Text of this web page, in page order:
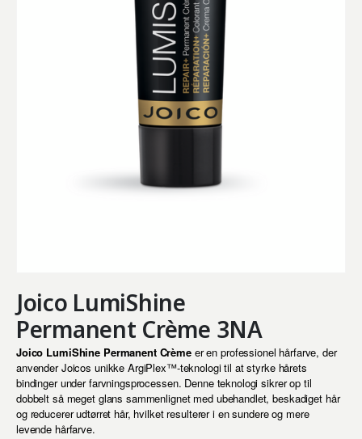
Joico LumiShine
Permanent Crème 3NA
Joico LumiShine Permanent Crèmeer en professionel hårfarve, der
anvender Joicos unikke ArgiPlex™-teknologi til at styrke hårets
bindinger under farvningsprocessen. Denne teknologi sikrer op til
dobbelt så meget glans sammenlignet med ubehandlet, beskadiget hår
og reducerer udtørret hår, hvilket resulterer i en sundere og mere
levende hårfarve.